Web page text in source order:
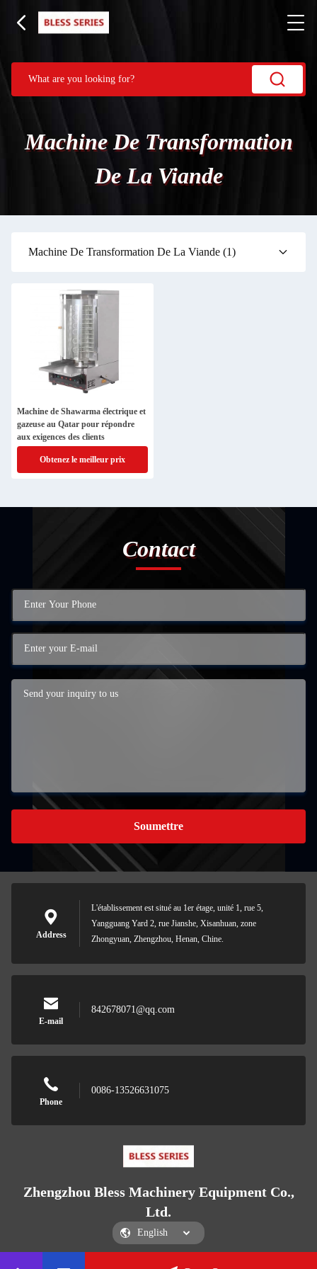
Machine De Transformation
De La Viande
Machine De Transformation De La Viande (1)
Machine de Shawarma électrique et
gazeuse au Qatar pour répondre
aux exigences des clients
Obtenez le meilleur prix
Contact
Soumettre
Address
L'établissement est situé au 1er étage, unité 1, rue 5,
Yangguang Yard 2, rue Jianshe, Xisanhuan, zone
Zhongyuan, Zhengzhou, Henan, Chine.
E-mail
842678071@qq.com
Phone
0086-13526631075
Zhengzhou Bless Machinery Equipment Co.,
Ltd.